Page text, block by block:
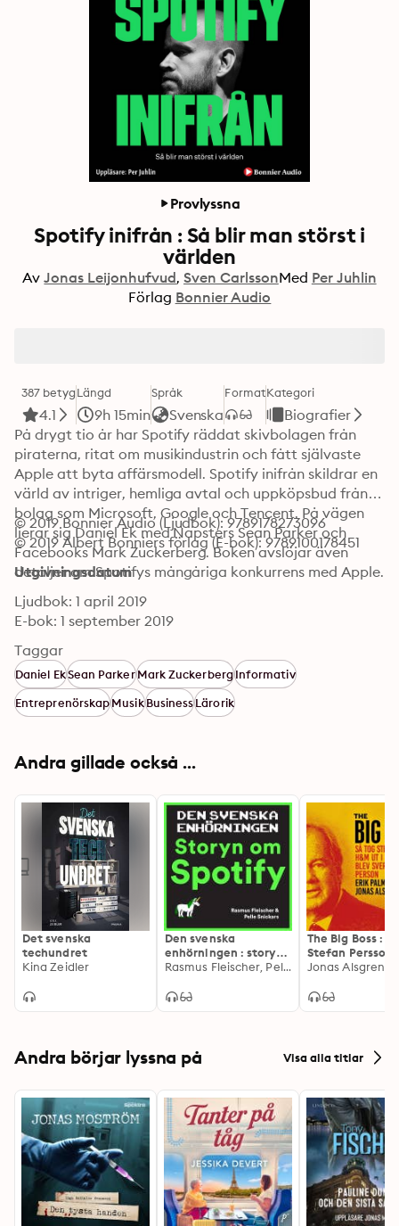
Provlyssna
Spotify inifrån : Så blir man störst i
världen
Av Jonas Leijonhufvud Sven CarlssonMed Per Juhlin
Förlag Bonnier Audio
387 betyg
4.1
Längd
9h 15min
Språk
Svenska
FormatKategori
Biografier
På drygt tio år har Spotify räddat skivbolagen från
piraterna, ritat om musikindustrin och fått självaste
Apple att byta affärsmodell. Spotify inifrån skildrar en
värld av intriger, hemliga avtal och uppköpsbud från
bolag som Microsoft, Google och Tencent. På vägen
lierar sig Daniel Ek med Napsters Sean Parker och
Facebooks Mark Zuckerberg. Boken avslöjar även
detaljer om Spotifys mångåriga konkurrens med Apple.
© 2019 Bonnier Audio (Ljudbok): 9789178273096
© 2019 Albert Bonniers förlag (E-bok): 9789100178451
Utgivningsdatum
Ljudbok: 1 april 2019
E-bok: 1 september 2019
Taggar
Daniel EkSean ParkerMark ZuckerbergInformativ
EntreprenörskapMusikBusinessLärorik
Andra gillade också ...
Det svenska
techundret
Kina Zeidler
Den svenska
enhörningen : storyn
om Spotify
Rasmus Fleischer, Pelle Snickars
The Big Boss :
Stefan Persson
ut i världen och
person
Andra börjar lyssna på Visa alla titlar